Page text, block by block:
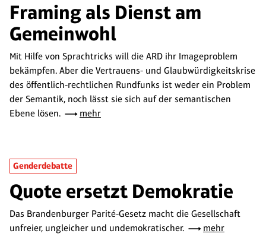
Framing als Dienst am
Gemeinwohl
Mit Hilfe von Sprachtricks will die ARD ihr Imageproblem
bekämpfen. Aber die Vertrauens- und Glaubwürdigkeitskrise
des öffentlich-rechtlichen Rundfunks ist weder ein Problem
der Semantik, noch lässt sie sich auf der semantischen
Ebene lösen.
mehr
Genderdebatte
Quote ersetzt Demokratie
Das Brandenburger Parité-Gesetz macht die Gesellschaft
unfreier, ungleicher und undemokratischer.
mehr